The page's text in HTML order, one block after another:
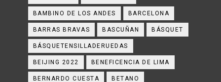
BAMBINO DE LOS ANDES BARCELONA
BARRAS BRAVAS BASCUÑAN BÁSQUET
BÁSQUETENSILLADERUEDAS
BEIJING 2022 BENEFICENCIA DE LIMA
BERNARDO CUESTA BETANO